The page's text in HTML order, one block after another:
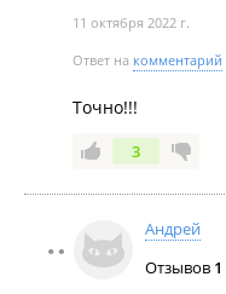
11 октября 2022 г.
Ответ на комментарий
Точно!!!
3
Андрей
Отзывов 1